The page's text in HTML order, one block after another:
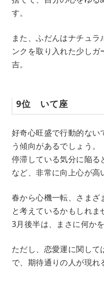
す。
また、ふだんはナチュ
ンクを取り入れた少しガ
吉。
9位 いて座
好奇心旺盛で行動的ない
う傾向があるでしょう。
停滞している気分に陥る
など、非常に向上心が高
春から心機一転、さまざ
と考えているかもしれま
3月後半は、まさに何か
ただし、恋愛運に関して
で、期待通りの人が現れ